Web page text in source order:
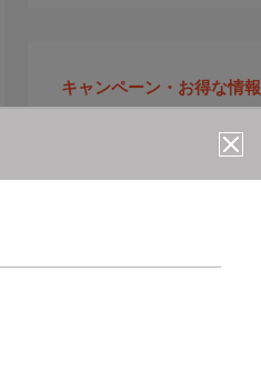
キャンペーン・お得な情報